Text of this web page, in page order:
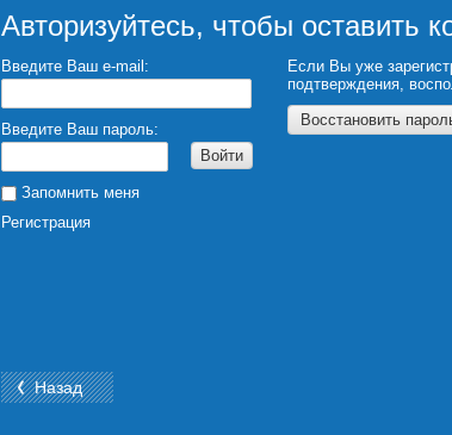
Авторизуйтесь, чтобы оставить
Введите Ваш e-mail:
Введите Ваш пароль:
Войти
Запомнить меня
Регистрация
Если Вы уже
подтверждения,
Восстановить
Назад